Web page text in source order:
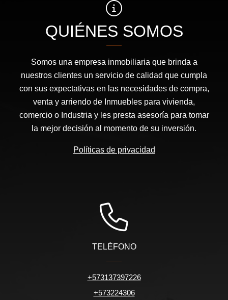
QUIÉNES SOMOS
Somos una empresa inmobiliaria que brinda a
nuestros clientes un servicio de calidad que cumpla
con sus expectativas en las necesidades de compra,
venta y arriendo de Inmuebles para vivienda,
comercio o Industria y les presta asesoría para tomar
la mejor decisión al momento de su inversión.
Políticas de privacidad
TELÉFONO
+573137397226
+573224306